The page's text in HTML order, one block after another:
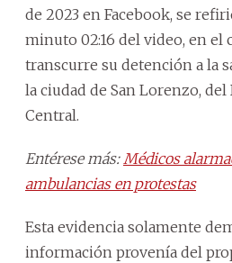
de 2023 en Facebook, se
minuto 02:16 del video, en el
transcurre su detención a la
la ciudad de San Lorenzo,
Central.
Entérese más:Médicos
ambulancias en protestas
Esta evidencia solamente
información provenía del